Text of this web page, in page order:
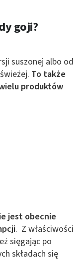
goji?
suszonej albo od
To także
produktów
jest obecnie
. Z właściwości
sięgając po
składach się